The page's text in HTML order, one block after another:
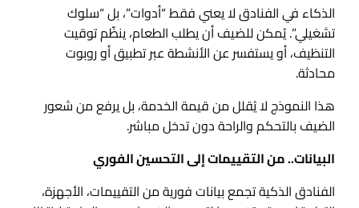
الذكاء في الفنادق لا يعني فقط “أدوات”، بل “سلوك
تشغيلي”. يُمكن للضيف أن يطلب الطعام، ينظّم توقيت
التنظيف، أو يستفسر عن الأنشطة عبر تطبيق أو روبوت
محادثة.
هذا النموذج لا يُقلل من قيمة الخدمة، بل يرفع من شعور
الضيف بالتحكم والراحة دون تدخل مباشر.
البيانات.. من التقييمات إلى التحسين الفوري
الفنادق الذكية تجمع بيانات فورية من التقييمات، الأجهزة،